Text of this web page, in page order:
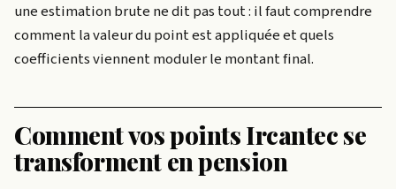
une estimation brute ne dit pas tout : il faut comprendre
comment la valeur du point est appliquée et quels
coefficients viennent moduler le montant final.
Comment vos points Ircantec se
transforment en pension